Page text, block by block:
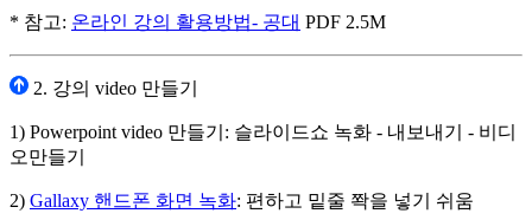
* 참고: 온라인 강의 활용방법- 공대 PDF 2.5M
2. 강의 video 만들기
1) Powerpoint video 만들기: 슬라이드쇼 녹화 - 내보내기 - 비디
오만들기
2) Gallaxy 핸드폰 화면 녹화: 편하고 밑줄 쫙을 넣기 쉬움